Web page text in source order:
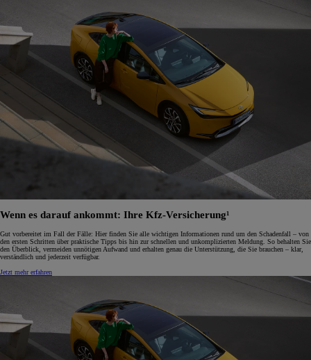
Wenn es darauf ankommt: Ihre Kfz-Versicherung¹
Gut vorbereitet im Fall der Fälle: Hier finden Sie alle wichtigen Informationen rund um den Schadenfall – von
den ersten Schritten über praktische Tipps bis hin zur schnellen und unkomplizierten Meldung. So behalten Sie
den Überblick, vermeiden unnötigen Aufwand und erhalten genau die Unterstützung, die Sie brauchen – klar,
verständlich und jederzeit verfügbar.
Jetzt mehr erfahren